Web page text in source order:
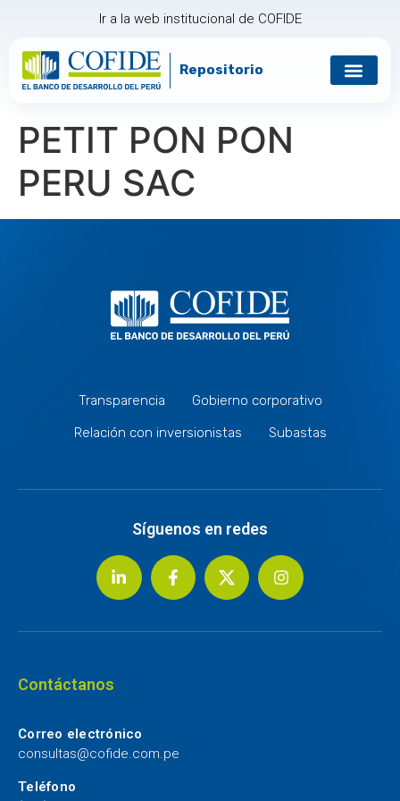
Ir a la web institucional de COFIDE
Repositorio
PETIT PON PON
PERU SAC
Transparencia
Gobierno corporativo
Relación con inversionistas
Subastas
Síguenos en redes
Contáctanos
Correo electrónico
consultas@cofide.com.pe
Teléfono